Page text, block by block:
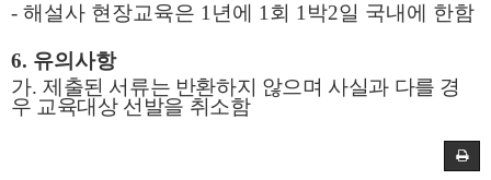
- 해설사 현장교육은 1년에 1회 1박2일 국내에 한함
6. 유의사항
가. 제출된 서류는 반환하지 않으며 사실과 다를 경
우 교육대상 선발을 취소함